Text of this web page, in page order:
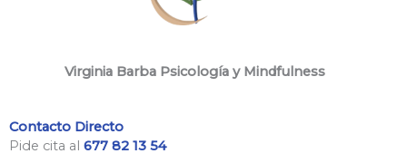
Virginia Barba Psicología y Mindfulness
Contacto Directo
Pide cita al 677 82 13 54